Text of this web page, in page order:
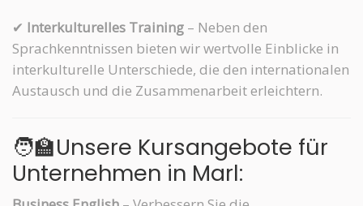
✔ Interkulturelles Training – Neben den
Sprachkenntnissen bieten wir wertvolle Einblicke in
interkulturelle Unterschiede, die den internationalen
Austausch und die Zusammenarbeit erleichtern.
🧑‍🏫Unsere Kursangebote für
Unternehmen in Marl: